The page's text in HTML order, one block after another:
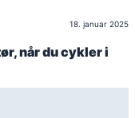
18. januar 2025
når du cykler i